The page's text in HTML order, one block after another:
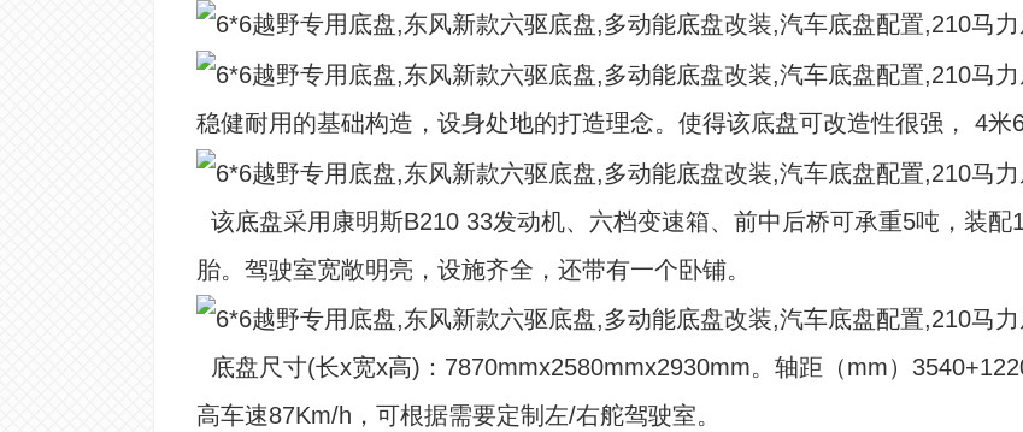
稳健耐用的基础构造，设身处地的打造理念。使得该底盘可改造性很强， 4米
该底盘采用康明斯B210 33发动机、六档变速箱、前中后桥可承重5吨，装
胎。驾驶室宽敞明亮，设施齐全，还带有一个卧铺。
底盘尺寸(长x宽x高)：7870mmx2580mmx2930mm。轴距（mm）
高车速87Km/h，可根据需要定制左/右舵驾驶室。